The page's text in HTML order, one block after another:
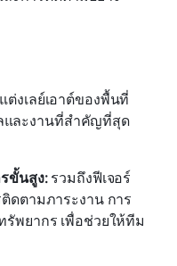
ต่งเลย์เอาต์ของพื้นที่
และงานที่สำคัญที่สุด
ขั้นสูง: รวมถึงฟีเจอร์
ดตามภาระงาน การ
รัพยากร เพื่อช่วยให้ทีม